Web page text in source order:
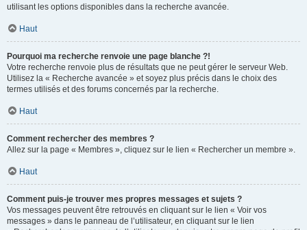
utilisant les options disponibles dans la recherche avancée.
Haut
Pourquoi ma recherche renvoie une page blanche ?!
Votre recherche renvoie plus de résultats que ne peut gérer le serveur Web.
Utilisez la « Recherche avancée » et soyez plus précis dans le choix des
termes utilisés et des forums concernés par la recherche.
Haut
Comment rechercher des membres ?
Allez sur la page « Membres », cliquez sur le lien « Rechercher un membre ».
Haut
Comment puis-je trouver mes propres messages et sujets ?
Vos messages peuvent être retrouvés en cliquant sur le lien « Voir vos
messages » dans le panneau de l’utilisateur, en cliquant sur le lien